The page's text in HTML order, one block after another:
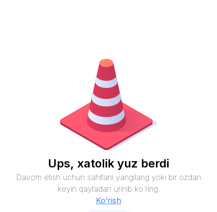
Ups, xatolik yuz berdi
Davom etish uchun sahifani yangilang yoki bir ozdan
keyin qaytadan urinib ko`ring.
Ko’rish